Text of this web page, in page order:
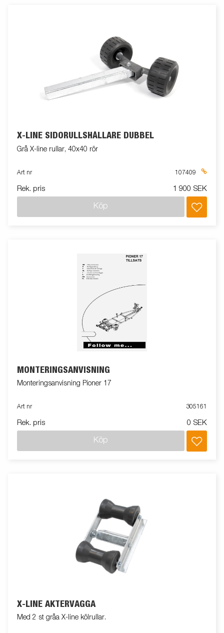
X-LINE SIDORULLSHÅLLARE DUBBEL
Grå X-line rullar, 40x40 rör
Art nr 107409
Rek. pris 1 900 SEK
Köp
MONTERINGSANVISNING
Monteringsanvisning Pioner 17
Art nr 305161
Rek. pris 0 SEK
Köp
X-LINE AKTERVAGGA
Med 2 st gråa X-line kölrullar.